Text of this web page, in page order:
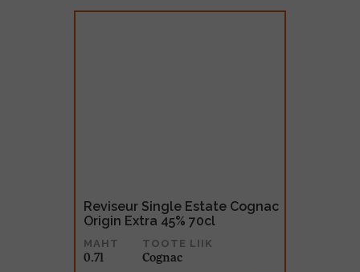
Reviseur Single Estate Cognac
Origin Extra 45% 70cl
MAHT
0.7l
TOOTE LIIK
Cognac